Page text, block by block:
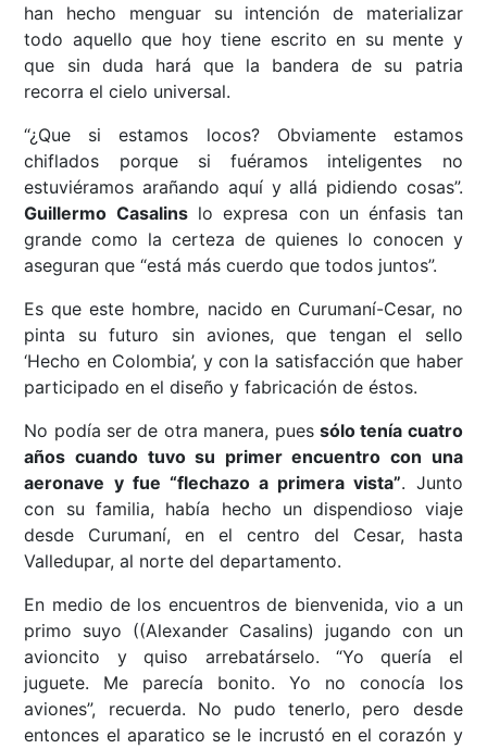
han hecho menguar su intención de materializar
todo aquello que hoy tiene escrito en su mente y
que sin duda hará que la bandera de su patria
recorra el cielo universal.
“¿Que si estamos locos? Obviamente estamos
chiflados porque si fuéramos inteligentes no
estuviéramos arañando aquí y allá pidiendo cosas”.
Guillermo Casalinslo expresa con un énfasis tan
grande como la certeza de quienes lo conocen y
aseguran que “está más cuerdo que todos juntos”.
Es que este hombre, nacido en Curumaní-Cesar, no
pinta su futuro sin aviones, que tengan el sello
‘Hecho en Colombia’, y con la satisfacción que haber
participado en el diseño y fabricación de éstos.
No podía ser de otra manera, pues sólo tenía cuatro
años cuando tuvo su primer encuentro con una
aeronave y fue “flechazo a primera vista”. Junto
con su familia, había hecho un dispendioso viaje
desde Curumaní, en el centro del Cesar, hasta
Valledupar, al norte del departamento.
En medio de los encuentros de bienvenida, vio a un
primo suyo ((Alexander Casalins) jugando con un
avioncito y quiso arrebatárselo. “Yo quería el
juguete. Me parecía bonito. Yo no conocía los
aviones”, recuerda. No pudo tenerlo, pero desde
entonces el aparatico se le incrustó en el corazón y